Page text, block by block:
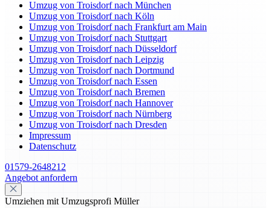
Umzug von Troisdorf nach München
Umzug von Troisdorf nach Köln
Umzug von Troisdorf nach Frankfurt am Main
Umzug von Troisdorf nach Stuttgart
Umzug von Troisdorf nach Düsseldorf
Umzug von Troisdorf nach Leipzig
Umzug von Troisdorf nach Dortmund
Umzug von Troisdorf nach Essen
Umzug von Troisdorf nach Bremen
Umzug von Troisdorf nach Hannover
Umzug von Troisdorf nach Nürnberg
Umzug von Troisdorf nach Dresden
Impressum
Datenschutz
01579-2648212
Angebot anfordern
Umziehen mit Umzugsprofi Müller